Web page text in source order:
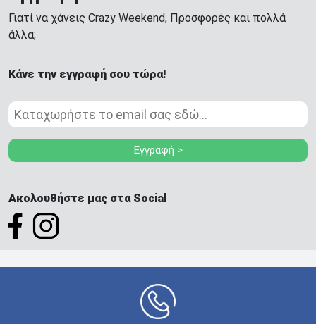
Γιατί να χάνεις Crazy Weekend, Προσφορές και πολλά
άλλα;
Κάνε την εγγραφή σου τώρα!
Εγγραφή >
Ακολουθήστε μας στα Social